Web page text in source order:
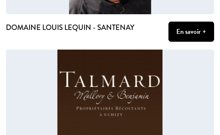
DOMAINE LOUIS LEQUIN - SANTENAY En savoir +